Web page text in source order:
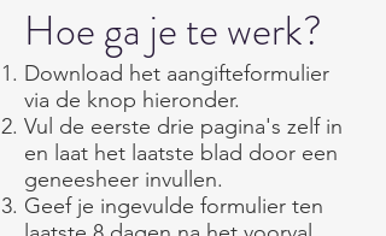
Hoe ga je te werk?
Download het aangifteformulier
via de knop hieronder.
Vul de eerste drie pagina's zelf in
en laat het laatste blad door een
geneesheer invullen.
Geef je ingevulde formulier ten